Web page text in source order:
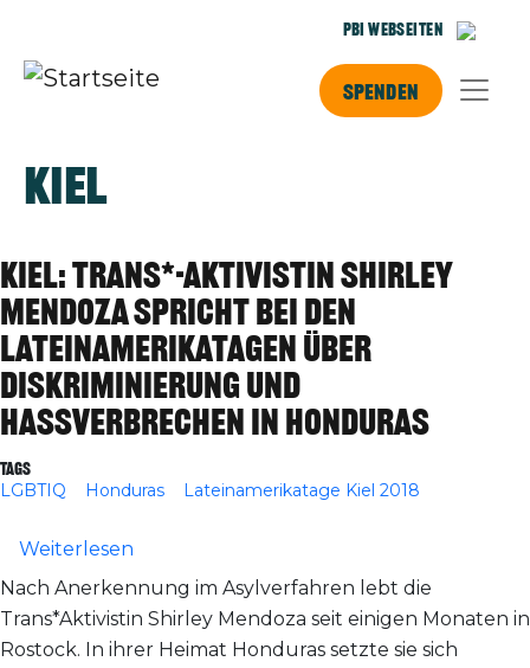
PBI Webseiten
Spenden
Kiel
Kiel: Trans*-Aktivistin Shirley
Mendoza spricht bei den
Lateinamerikatagen über
Diskriminierung und
Hassverbrechen in Honduras
Tags
LGBTIQ Honduras Lateinamerikatage Kiel 2018
Weiterlesen
Nach Anerkennung im Asylverfahren lebt die
Trans*Aktivistin Shirley Mendoza seit einigen Monaten in
Rostock. In ihrer Heimat Honduras setzte sie sich